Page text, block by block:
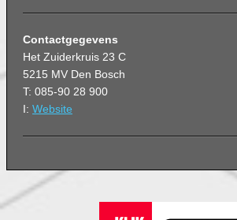
Contactgegevens
Het Zuiderkruis 23 C
5215 MV Den Bosch
T: 085-90 28 900
I: Website